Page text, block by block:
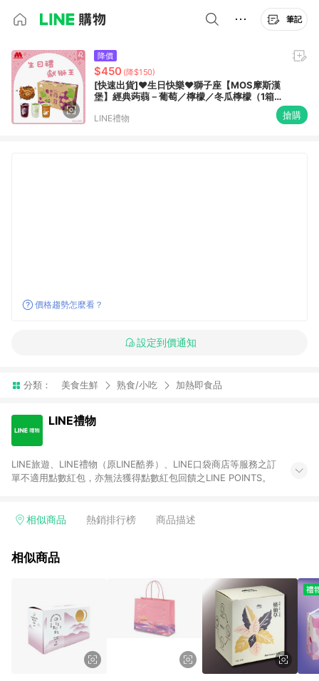
筆記
降價
$450 (降$150)
[快速出貨]❤️生日快樂❤️獅子座【MOS摩斯漢
堡】經典蒟蒻－葡萄／檸檬／冬瓜檸檬（1箱
LINE禮物 搶購
價格趨勢怎麼看？
設定到價通知
分類： 美食生鮮 熟食/小吃 加熱即食品
LINE禮物
LINE旅遊、LINE禮物（原LINE酷券）、LINE口袋商店等服務之訂
單不適用點數紅包，亦無法獲得點數紅包回饋之LINE POINTS。
相似商品 熱銷排行榜 商品描述
相似商品